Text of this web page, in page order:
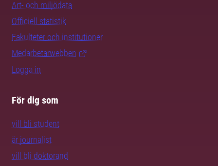
Art- och miljödata
Officiell statistik
Fakulteter och institutioner
Medarbetarwebben
Logga in
För dig som
vill bli student
är journalist
vill bli doktorand